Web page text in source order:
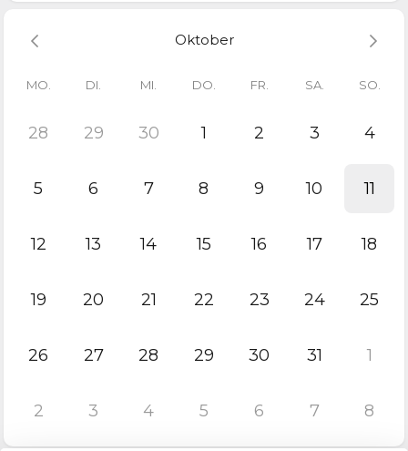
Du brauchst nur dich. Ich mach den Rest.
Oktober
MO. DI. MI. DO. FR. SA. SO.
28 29 30 1 2 3 4
5 6 7 8 9 10 11
12 13 14 15 16 17 18
19 20 21 22 23 24 25
26 27 28 29 30 31 1
2 3 4 5 6 7 8